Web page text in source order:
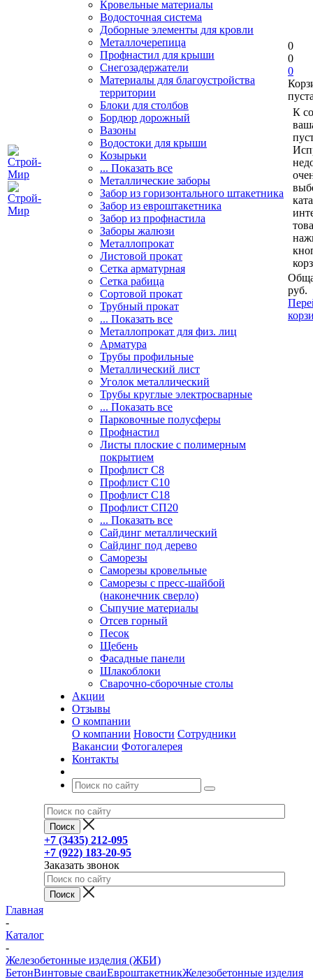
Кровельные материалы
Водосточная система
Доборные элементы для кровли
Металлочерепица
Профнастил для крыши
Снегозадержатели
Материалы для благоустройства
территории
Блоки для столбов
Бордюр дорожный
Вазоны
Водостоки для крыши
Козырьки
... Показать все
Металлические заборы
Забор из горизонтального штакетника
Забор из евроштакетника
Забор из профнастила
Заборы жалюзи
Металлопрокат
Листовой прокат
Сетка арматурная
Сетка рабица
Сортовой прокат
Трубный прокат
... Показать все
Металлопрокат для физ. лиц
Арматура
Трубы профильные
Металлический лист
Уголок металлический
Трубы круглые электросварные
... Показать все
Парковочные полусферы
Профнастил
Листы плоские с полимерным
покрытием
Профлист С8
Профлист С10
Профлист С18
Профлист СП20
... Показать все
Сайдинг металлический
Cайдинг под дерево
Саморезы
Саморезы кровельные
Саморезы с пресс-шайбой
(наконечник сверло)
Сыпучие материалы
Отсев горный
Песок
Щебень
Фасадные панели
Шлакоблоки
Сварочно-сборочные столы
Акции
Отзывы
О компании
О компании Новости Сотрудники
Вакансии Фотогалерея
Контакты
+7 (3435) 212-095
+7 (922) 183-20-95
Заказать звонок
0
0
0
К
руб.
Главная
-
Каталог
-
Железобетонные изделия (ЖБИ)
БетонВинтовые сваиЕвроштакетникЖелезобетонные изделия